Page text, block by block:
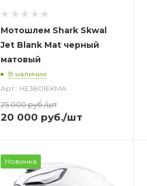
Мотошлем Shark Skwal
Jet Blank Mat черный
матовый
В наличии
Арт.: HE3801EKMA
25 000руб./шт
20 000 руб./шт
Новинка